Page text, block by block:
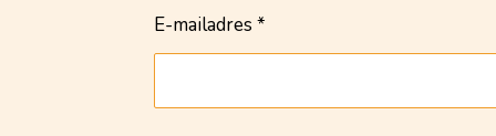
E-mailadres *